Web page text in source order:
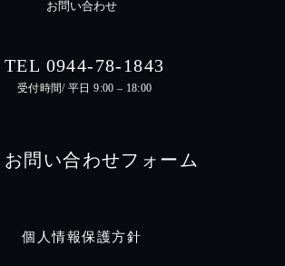
お問い合わせ
TEL 0944-78-1843
受付時間/ 平日 9:00 – 18:00
お問い合わせフォーム
個人情報保護方針